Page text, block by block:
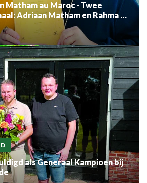
Matham au Maroc - Twee
Adriaan Matham en Rahma el
als Generaal Kampioen bij